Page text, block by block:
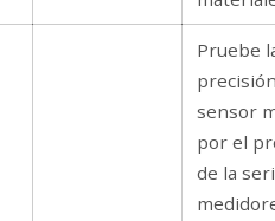
Pruebe
sensor
por el
de la